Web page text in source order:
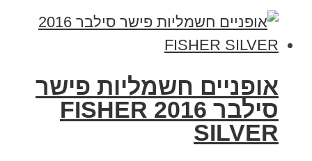
אופניים חשמליות פישר
סילבר 2016 FISHER
SILVER